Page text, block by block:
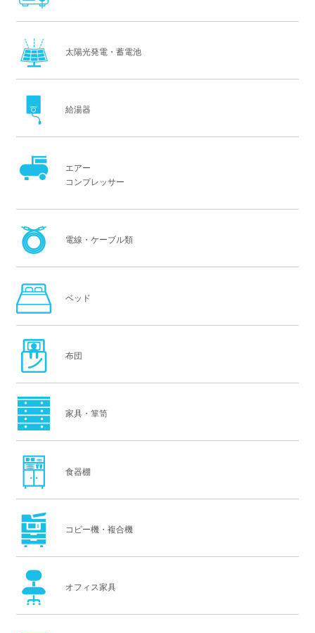
太陽光発電・蓄電池
給湯器
エアー
コンプレッサー
電線・ケーブル類
ベッド
布団
家具・箪笥
食器棚
コピー機・複合機
オフィス家具